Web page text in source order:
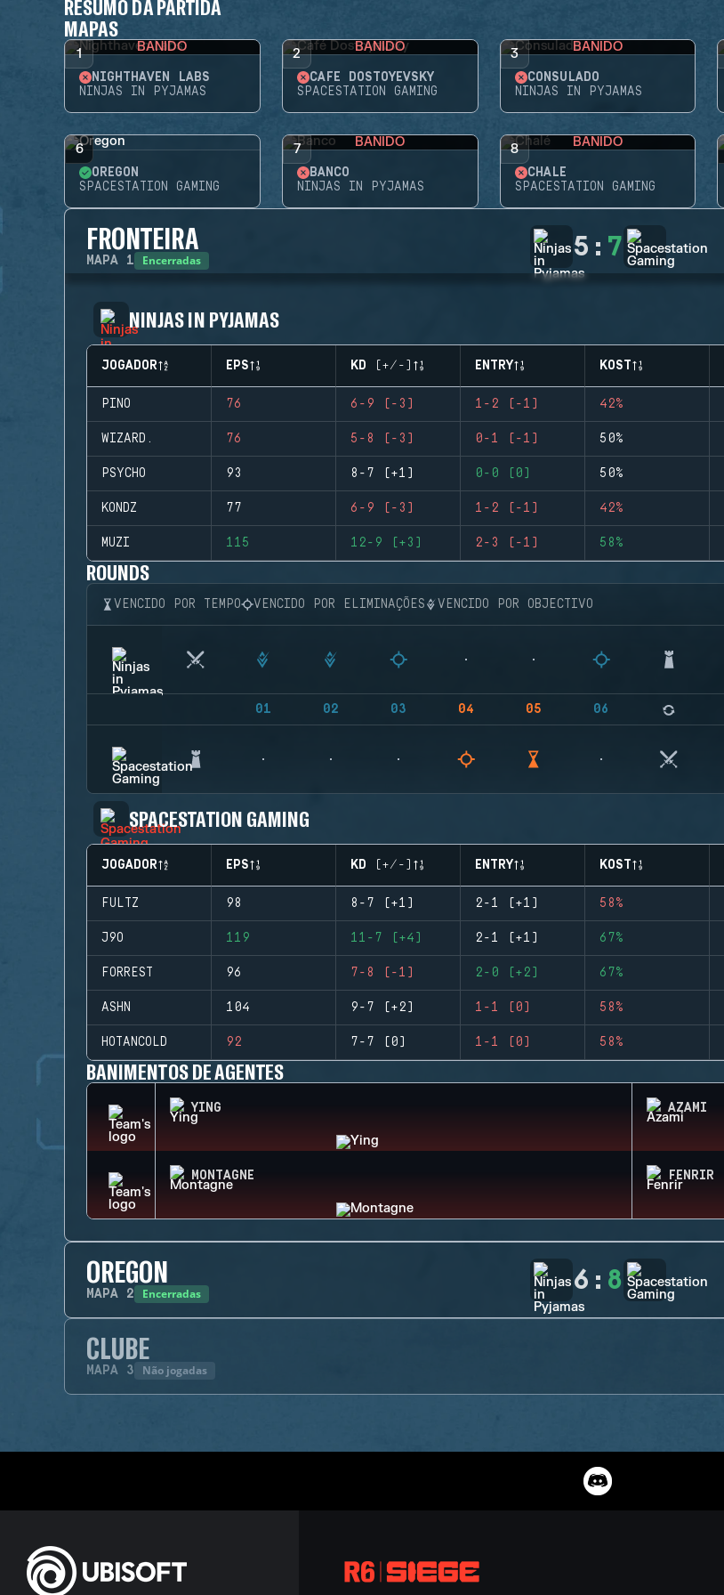
RESUMO DA PARTIDA
MAPAS
1 BANIDO
NIGHTHAVEN LABS
NINJAS IN PYJAMAS
2 BANIDO
CAFÉ DOSTOYEVSKY
SPACESTATION GAMING
3 BANIDO
CONSULADO
NINJAS IN PYJAMAS
6
OREGON
SPACESTATION GAMING
7 BANIDO
BANCO
NINJAS IN PYJAMAS
8 BANIDO
CHALÉ
SPACESTATION GAMING
FRONTEIRA
MAPA 1 Encerradas 5 : 7
NINJAS IN PYJAMAS
JOGADOR EPS KD (+/-) ENTRY KOST
PINO 76 6-9 (-3) 1-2 (-1) 42%
WIZARD. 76 5-8 (-3) 0-1 (-1) 50%
PSYCHO 93 8-7 (+1) 0-0 (0) 50%
KONDZ 77 6-9 (-3) 1-2 (-1) 42%
MUZI 115 12-9 (+3) 2-3 (-1) 58%
ROUNDS
VENCIDO POR TEMPO VENCIDO POR ELIMINAÇÕES VENCIDO POR OBJECTIVO
01 02 03 04 05 06
SPACESTATION GAMING
JOGADOR EPS KD (+/-) ENTRY KOST
FULTZ 98 8-7 (+1) 2-1 (+1) 58%
J9O 119 11-7 (+4) 2-1 (+1) 67%
FORREST 96 7-8 (-1) 2-0 (+2) 67%
ASHN 104 9-7 (+2) 1-1 (0) 58%
HOTANCOLD 92 7-7 (0) 1-1 (0) 58%
BANIMENTOS DE AGENTES
YING AZAMI
MONTAGNE FENRIR
OREGON
MAPA 2 Encerradas 6 : 8
CLUBE
MAPA 3 Não jogadas